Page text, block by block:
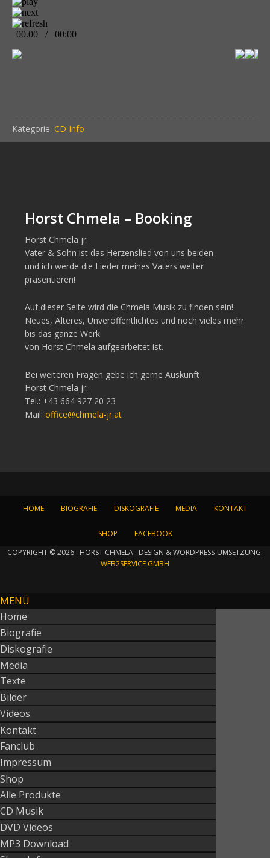
Kategorie: CD Info
Horst Chmela – Booking
Horst Chmela jr:
Vater & Sohn ist das Herzenslied von uns beiden
und ich werde die Lieder meines Vaters weiter
präsentieren!
Auf dieser Seite wird die Chmela Musik zu finden sein!
Neues, Älteres, Unveröffentlichtes und noch vieles mehr
bis das ganze Werk
von Horst Chmela aufgearbeitet ist.
Bei weiteren Fragen gebe ich gerne Auskunft
Horst Chmela jr:
Tel.: +43 664 927 20 23
Mail: office@chmela-jr.at
HOME BIOGRAFIE DISKOGRAFIE MEDIA KONTAKT
SHOP
FACEBOOK
COPYRIGHT © 2026 · HORST CHMELA · DESIGN & WORDPRESS-UMSETZUNG:
WEB2SERVICE GMBH
MENÜ
Home
Biografie
Diskografie
Media
Texte
Bilder
Videos
Kontakt
Fanclub
Impressum
Shop
Alle Produkte
CD Musik
DVD Videos
MP3 Download